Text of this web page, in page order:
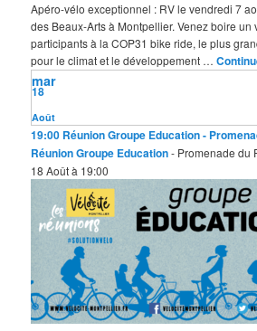
Apéro-vélo exceptionnel : RV le vendredi 7
des Beaux-Arts à Montpellier. Venez boire un
participants à la COP31 bike ride, le plus
pour le climat et le développement …
Août
18
mar
19:00 Réunion Groupe Education-
Réunion Groupe Education- Promenade du
18 Août à 19:00